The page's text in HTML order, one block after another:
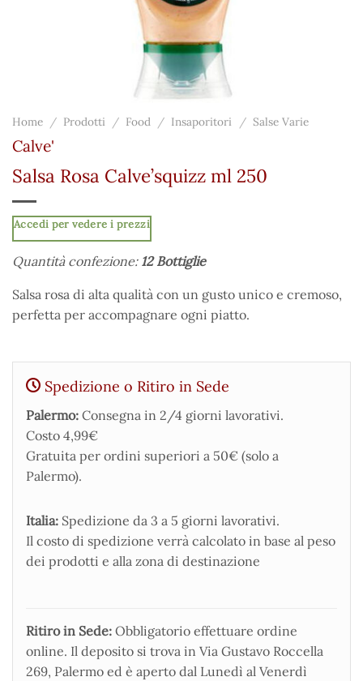
Home / Prodotti / Food / Insaporitori / Salse Varie
Calve'
Salsa Rosa Calve’squizz ml 250
Accedi per vedere i prezzi
Quantità confezione: 12 Bottiglie
Salsa rosa di alta qualità con un gusto unico e cremoso,
perfetta per accompagnare ogni piatto.
Spedizione o Ritiro in Sede
Palermo: Consegna in 2/4 giorni lavorativi.
Costo 4,99€
Gratuita per ordini superiori a 50€ (solo a
Palermo).
Italia: Spedizione da 3 a 5 giorni lavorativi.
Il costo di spedizione verrà calcolato in base al peso
dei prodotti e alla zona di destinazione
Ritiro in Sede: Obbligatorio effettuare ordine
online. Il deposito si trova in Via Gustavo Roccella
269, Palermo ed è aperto dal Lunedì al Venerdì